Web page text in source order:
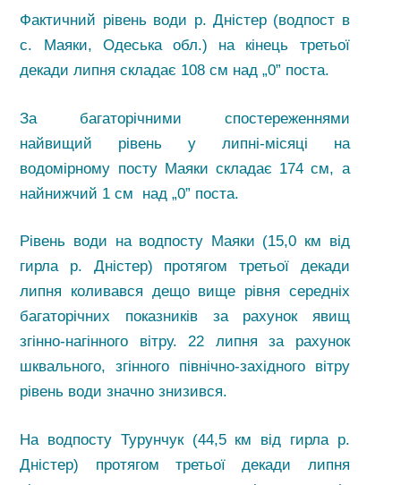
Фактичний рівень води р. Дністер (водпост в
с. Маяки, Одеська обл.) на кінець третьої
декади липня складає 108 см над „0” поста.
За багаторічними спостереженнями
найвищий рівень у липні-місяці на
водомірному посту Маяки складає 174 см, а
найнижчий 1 см над „0” поста.
Рівень води на водпосту Маяки (15,0 км від
гирла р. Дністер) протягом третьої декади
липня коливався дещо вище рівня середніх
багаторічних показників за рахунок явищ
згінно-нагінного вітру. 22 липня за рахунок
шквального, згінного північно-західного вітру
рівень води значно знизився.
На водпосту Турунчук (44,5 км від гирла р.
Дністер) протягом третьої декади липня